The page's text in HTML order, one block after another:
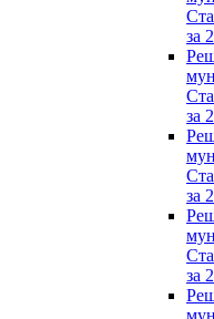
за
за
за
за